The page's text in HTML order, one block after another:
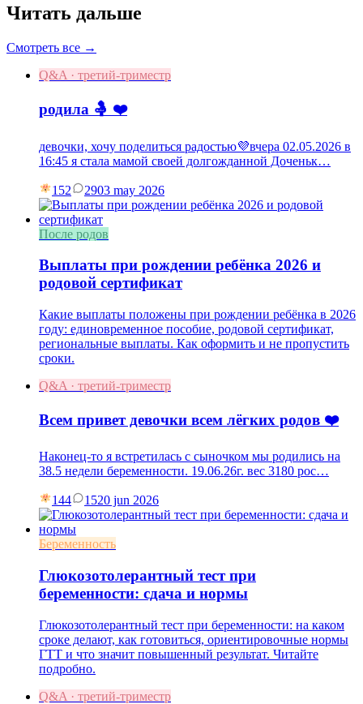
Читать дальше
Смотреть все →
Q&A · третий-триместр
родила 🤱 ❤️
девочки, хочу поделиться радостью💜вчера 02.05.2026 в
16:45 я стала мамой своей долгожданной Доченьк…
152 2903 may 2026
После родов
Выплаты при рождении ребёнка 2026 и
родовой сертификат
Какие выплаты положены при рождении ребёнка в 2026
году: единовременное пособие, родовой сертификат,
региональные выплаты. Как оформить и не пропустить
сроки.
Q&A · третий-триместр
Всем привет девочки всем лёгких родов ❤️
Наконец-то я встретилась с сыночком мы родились на
38.5 недели беременности. 19.06.26г. вес 3180 рос…
144 1520 jun 2026
Беременность
Глюкозотолерантный тест при
беременности: сдача и нормы
Глюкозотолерантный тест при беременности: на каком
сроке делают, как готовиться, ориентировочные нормы
ГТТ и что значит повышенный результат. Читайте
подробно.
Q&A · третий-триместр